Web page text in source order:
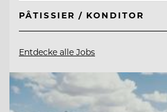
PÂTISSIER / KONDITOR
Entdecke alle Jobs